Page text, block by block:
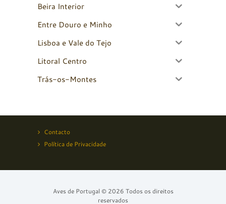
Beira Interior
Entre Douro e Minho
Lisboa e Vale do Tejo
Litoral Centro
Trás-os-Montes
Contacto
Política de Privacidade
Aves de Portugal © 2026 Todos os direitos
reservados